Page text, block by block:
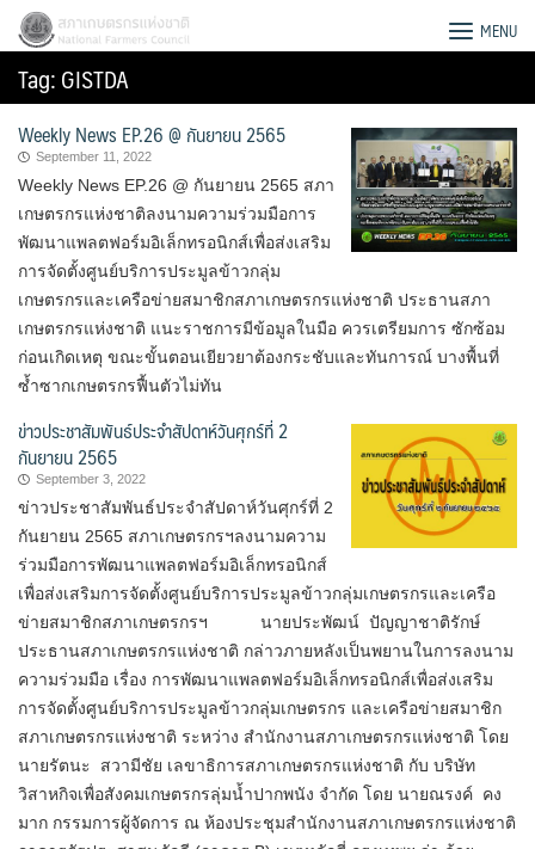
Skip
content
Search
for:
สภาเกษตรกรแห่งชาติ MENU
Tag:GISTDA
Weekly News EP.26 @ กันยายน 2565
September 11, 2022
Weekly News EP.26 @ กันยายน 2565 สภา
เกษตรกรแห่งชาติลงนามความร่วมมือการ
พัฒนาแพลตฟอร์มอิเล็กทรอนิกส์เพื่อส่งเสริม
การจัดตั้งศูนย์บริการประมูลข้าวกลุ่ม
เกษตรกรและเครือข่ายสมาชิกสภา​เกษตรกร​แห่งชาติ ประธานสภา​
เกษตรกร​แห่งชาติ แนะราชการมีข้อมูลในมือ ควรเตรียมการ ซักซ้อม
ก่อนเกิดเหตุ ขณะขั้นตอนเยียวยาต้องกระชับและทันการณ์ บางพื้นที่
ซ้ำซากเกษตรกรฟื้นตัวไม่ทัน
ข่าวประชาสัมพันธ์ประจำสัปดาห์วันศุกร์ที่ 2
กันยายน 2565
September 3, 2022
ข่าวประชาสัมพันธ์ประจำสัปดาห์วันศุกร์ที่ 2
กันยายน 2565 สภาเกษตรกรฯลงนามความ
ร่วมมือการพัฒนาแพลตฟอร์มอิเล็กทรอนิกส์
เพื่อส่งเสริมการจัดตั้งศูนย์บริการประมูลข้าวกลุ่มเกษตรกรและเครือ
ข่ายสมาชิกสภา​เกษตรกร​ฯ นายประพัฒน์ ปัญญาชาติรักษ์
ประธานสภาเกษตรกรแห่งชาติ กล่าวภายหลังเป็นพยานในการลงนาม
ความร่วมมือ​ เรื่อง การพัฒนาแพลตฟอร์มอิเล็กทรอนิกส์เพื่อส่งเสริม
การจัดตั้งศูนย์บริการประมูลข้าวกลุ่มเกษตรกร และเครือข่ายสมาชิก
สภาเกษตรกรแห่งชาติ ระหว่าง สำนักงานสภาเกษตรกรแห่งชาติ โดย
นายรัตนะ สวามีชัย เลขาธิการสภาเกษตรกรแห่งชาติ กับ บริษัท
วิสาหกิจเพื่อสังคมเกษตรกรลุ่มน้ำปากพนัง จำกัด โดย นายณรงค์ คง
มาก กรรมการผู้จัดการ ณ ห้องประชุมสำนักงานสภาเกษตรกรแห่งชาติ